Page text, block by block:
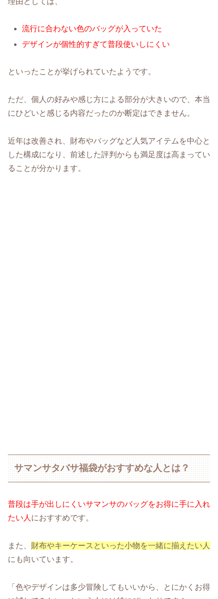
流行に合わない色のバッグが入っていた
デザインが個性的すぎて普段使いしにくい
といったことが挙げられていたようです。
ただ、個人の好みや感じ方による部分が大きいので、本当
にひどいと感じる内容だったのか断定はできません。
近年は改善され、財布やバッグなど人気アイテムを中心と
した構成になり、前述した評判からも満足度は高まってい
ることが分かります。
サマンサタバサ福袋がおすすめな人とは？
普段は手が出しにくいサマンサのバッグをお得に手に入れ
たい人 におすすめです。
また、 財布やキーケースといった小物を一緒に揃えたい人
にも向いています。
「色やデザインは多少冒険してもいいから、とにかくお得